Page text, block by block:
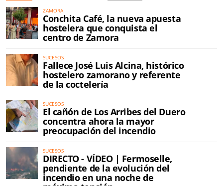
ZAMORA
Conchita Café, la nueva apuesta
hostelera que conquista el
centro de Zamora
SUCESOS
Fallece José Luis Alcina, histórico
hostelero zamorano y referente
de la coctelería
SUCESOS
El cañón de Los Arribes del Duero
concentra ahora la mayor
preocupación del incendio
SUCESOS
DIRECTO - VÍDEO | Fermoselle,
pendiente de la evolución del
incendio en una noche de